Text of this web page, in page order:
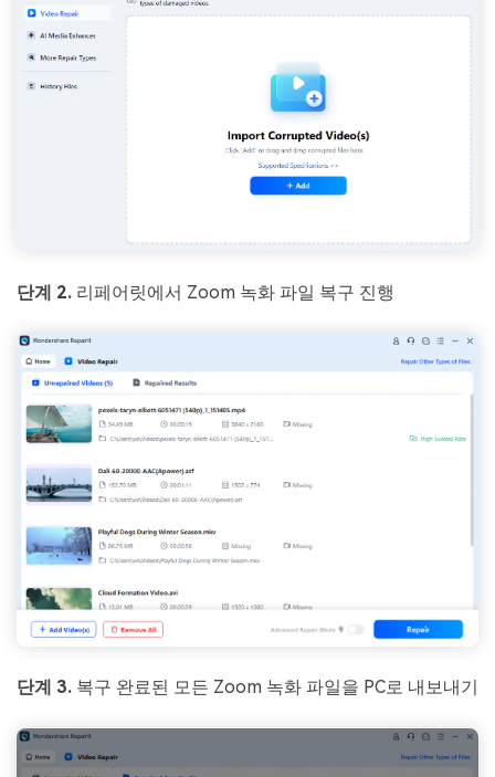
단계 2. 리페어릿에서 Zoom 녹화 파일 복구 진행
단계 3. 복구 완료된 모든 Zoom 녹화 파일을 PC로 내보내기